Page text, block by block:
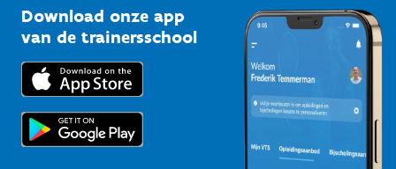
Bedrijven
Trainers en begeleiders
Topsporters
Kennisplatform
Downloads
Voor de pers
Download onze app
van de trainersschool